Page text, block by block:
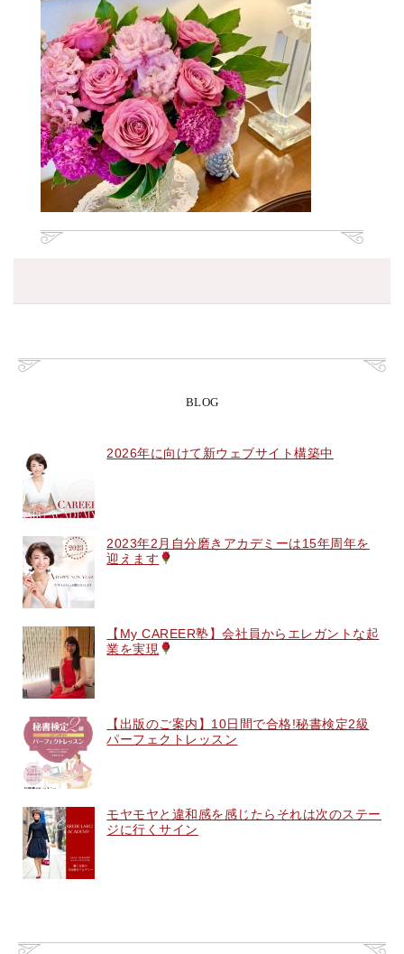
BLOG
2026年に向けて新ウェブサイト構築中
2023年2月自分磨きアカデミーは15年周年を
迎えます
【My CAREER塾】会社員からエレガントな起
業を実現
【出版のご案内】10日間で合格!秘書検定2級
パーフェクトレッスン
モヤモヤと違和感を感じたらそれは次のステー
ジに行くサイン